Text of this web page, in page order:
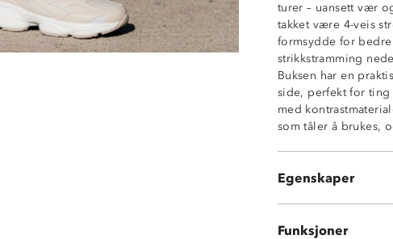
turer – uansett vær
takket være 4-veis
formsydde for
strikkstramming
Buksen har en
side, perfekt for
med
som tåler å brukes,
Egenskaper
4-veisstretch
Forsterkede
God
Formsydde
2 stikklommer i
1
Strikkjustering
Funksjoner